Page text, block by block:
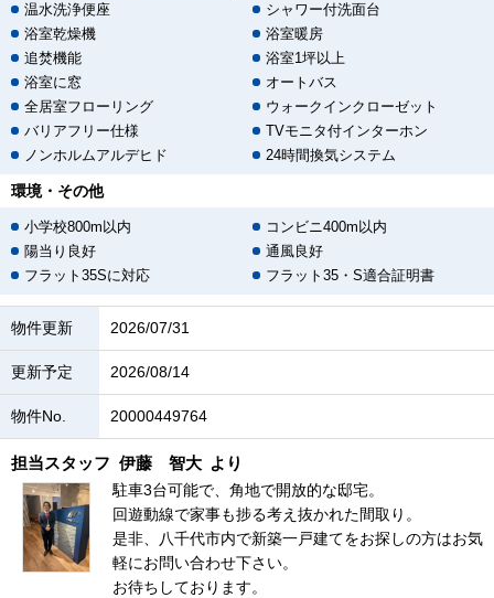
温水洗浄便座
シャワー付洗面台
浴室乾燥機
浴室暖房
追焚機能
浴室1坪以上
浴室に窓
オートバス
全居室フローリング
ウォークインクローゼット
バリアフリー仕様
TVモニタ付インターホン
ノンホルムアルデヒド
24時間換気システム
環境・その他
小学校800m以内
コンビニ400m以内
陽当り良好
通風良好
フラット35Sに対応
フラット35・S適合証明書
物件更新 2026/07/31
更新予定 2026/08/14
物件No. 20000449764
担当スタッフ 伊藤 智大 より
駐車3台可能で、角地で開放的な邸宅。
回遊動線で家事も捗る考え抜かれた間取り。
是非、八千代市内で新築一戸建てをお探しの方はお気
軽にお問い合わせ下さい。
お待ちしております。